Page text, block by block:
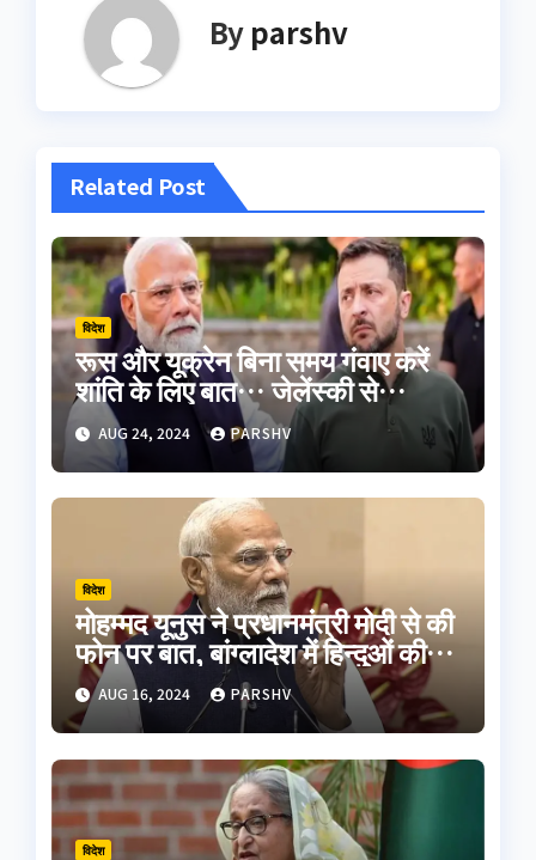
By parshv
Related Post
विदेश
रूस और यूक्रेन बिना समय गंवाए करें
शांति के लिए बात… जेलेंस्की से
मुलाकात के बाद बोले पीएम मोदी
AUG 24, 2024 PARSHV
विदेश
मोहम्मद यूनुस ने प्रधानमंत्री मोदी से की
फोन पर बात, बांग्लादेश में हिन्दुओं की
सुरक्षा का दिलाया भरोसा
AUG 16, 2024 PARSHV
विदेश